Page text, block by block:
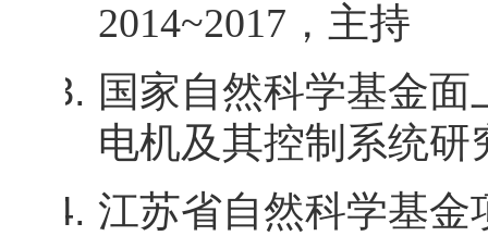
2014~2017 ，主持
国家自然科学基金
电机及其控制系统研
江苏省自然科学基金